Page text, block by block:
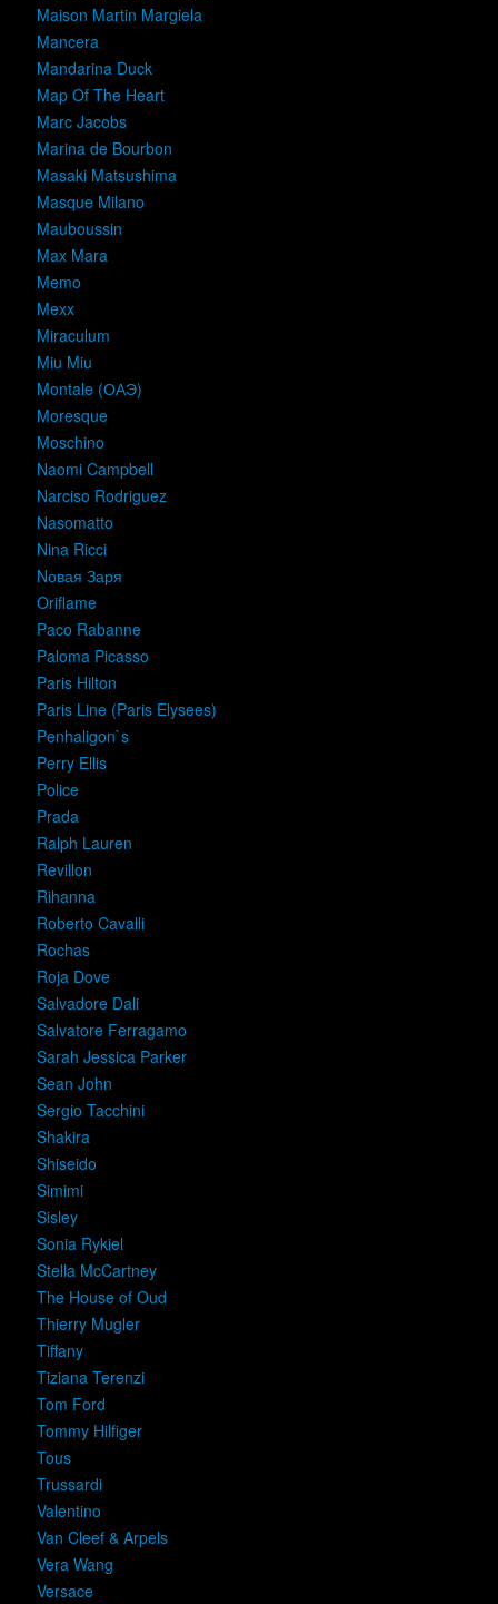
Maison Martin Margiela
Mancera
Mandarina Duck
Map Of The Heart
Marc Jacobs
Marina de Bourbon
Masaki Matsushima
Masque Milano
Mauboussin
Max Mara
Memo
Mexx
Miraculum
Miu Miu
Montale (ОАЭ)
Moresque
Moschino
Naomi Campbell
Narciso Rodriguez
Nasomatto
Nina Ricci
Nовая Заря
Oriflame
Paco Rabanne
Paloma Picasso
Paris Hilton
Paris Line (Paris Elysees)
Penhaligon`s
Perry Ellis
Police
Prada
Ralph Lauren
Revillon
Rihanna
Roberto Cavalli
Rochas
Roja Dove
Salvadore Dali
Salvatore Ferragamo
Sarah Jessica Parker
Sean John
Sergio Tacchini
Shakira
Shiseido
Simimi
Sisley
Sonia Rykiel
Stella McCartney
The House of Oud
Thierry Mugler
Tiffany
Tiziana Terenzi
Tom Ford
Tommy Hilfiger
Tous
Trussardi
Valentino
Van Cleef & Arpels
Vera Wang
Versace